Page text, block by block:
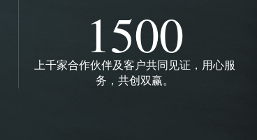
1500
上千家合作伙伴及客户共同见证，用心服
务，共创双赢。